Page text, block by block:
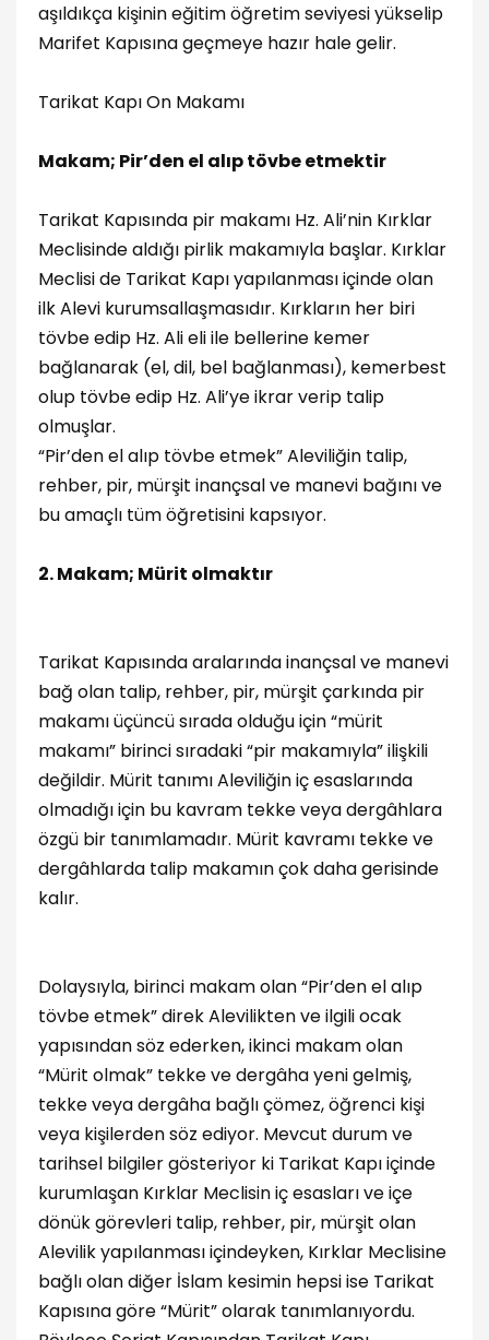
aşıldıkça kişinin eğitim öğretim seviyesi yükselip
Marifet Kapısına geçmeye hazır hale gelir.
Tarikat Kapı On Makamı
Makam; Pir’den el alıp tövbe etmektir
Tarikat Kapısında pir makamı Hz. Ali’nin Kırklar
Meclisinde aldığı pirlik makamıyla başlar. Kırklar
Meclisi de Tarikat Kapı yapılanması içinde olan
ilk Alevi kurumsallaşmasıdır. Kırkların her biri
tövbe edip Hz. Ali eli ile bellerine kemer
bağlanarak (el, dil, bel bağlanması), kemerbest
olup tövbe edip Hz. Ali’ye ikrar verip talip
olmuşlar.
“Pir’den el alıp tövbe etmek” Aleviliğin talip,
rehber, pir, mürşit inançsal ve manevi bağını ve
bu amaçlı tüm öğretisini kapsıyor.
2. Makam; Mürit olmaktır
Tarikat Kapısında aralarında inançsal ve manevi
bağ olan talip, rehber, pir, mürşit çarkında pir
makamı üçüncü sırada olduğu için “mürit
makamı” birinci sıradaki “pir makamıyla” ilişkili
değildir. Mürit tanımı Aleviliğin iç esaslarında
olmadığı için bu kavram tekke veya dergâhlara
özgü bir tanımlamadır. Mürit kavramı tekke ve
dergâhlarda talip makamın çok daha gerisinde
kalır.
Dolaysıyla, birinci makam olan “Pir’den el alıp
tövbe etmek” direk Alevilikten ve ilgili ocak
yapısından söz ederken, ikinci makam olan
“Mürit olmak” tekke ve dergâha yeni gelmiş,
tekke veya dergâha bağlı çömez, öğrenci kişi
veya kişilerden söz ediyor. Mevcut durum ve
tarihsel bilgiler gösteriyor ki Tarikat Kapı içinde
kurumlaşan Kırklar Meclisin iç esasları ve içe
dönük görevleri talip, rehber, pir, mürşit olan
Alevilik yapılanması içindeyken, Kırklar Meclisine
bağlı olan diğer İslam kesimin hepsi ise Tarikat
Kapısına göre “Mürit” olarak tanımlanıyordu.